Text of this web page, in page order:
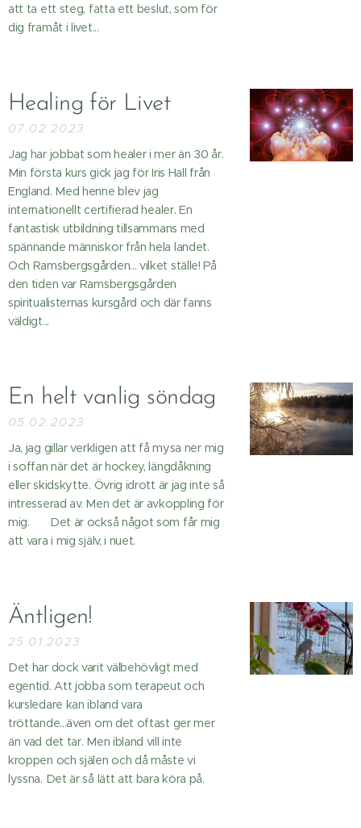
att ta ett steg, fatta ett beslut, som för
dig framåt i livet...
Healing för Livet
07.02.2023
Jag har jobbat som healer i mer än 30 år.
Min första kurs gick jag för Iris Hall från
England. Med henne blev jag
internationellt certifierad healer. En
fantastisk utbildning tillsammans med
spännande människor från hela landet.
Och Ramsbergsgården... vilket ställe! På
den tiden var Ramsbergsgården
spiritualisternas kursgård och där fanns
väldigt...
En helt vanlig söndag
05.02.2023
Ja, jag gillar verkligen att få mysa ner mig
i soffan när det är hockey, längdåkning
eller skidskytte. Övrig idrott är jag inte så
intresserad av. Men det är avkoppling för
mig. ☺️ Det är också något som får mig
att vara i mig själv, i nuet.
Äntligen!
25.01.2023
Det har dock varit välbehövligt med
egentid. Att jobba som terapeut och
kursledare kan ibland vara
tröttande...även om det oftast ger mer
än vad det tar. Men ibland vill inte
kroppen och själen och då måste vi
lyssna. Det är så lätt att bara köra på.